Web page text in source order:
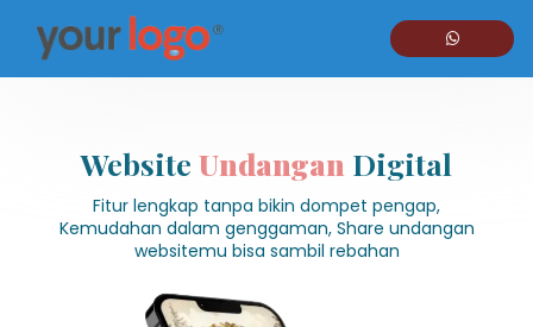
Website Undangan Digital
Fitur lengkap tanpa bikin dompet pengap,
Kemudahan dalam genggaman, Share undangan
websitemu bisa sambil rebahan